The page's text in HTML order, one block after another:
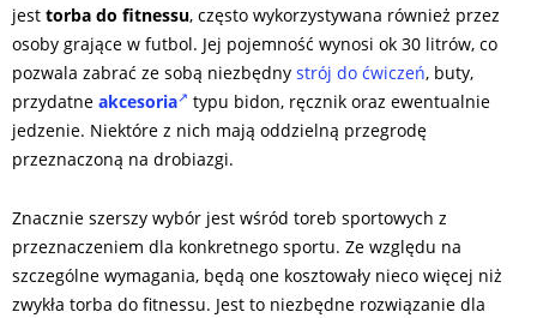
jest torba do fitnessu, często wykorzystywana również przez
osoby grające w futbol. Jej pojemność wynosi ok 30 litrów, co
pozwala zabrać ze sobą niezbędny strój do ćwiczeń, buty,
przydatne akcesoria
typu bidon, ręcznik oraz ewentualnie
jedzenie. Niektóre z nich mają oddzielną przegrodę
przeznaczoną na drobiazgi.
Znacznie szerszy wybór jest wśród toreb sportowych z
przeznaczeniem dla konkretnego sportu. Ze względu na
szczególne wymagania, będą one kosztowały nieco więcej niż
zwykła torba do fitnessu. Jest to niezbędne rozwiązanie dla